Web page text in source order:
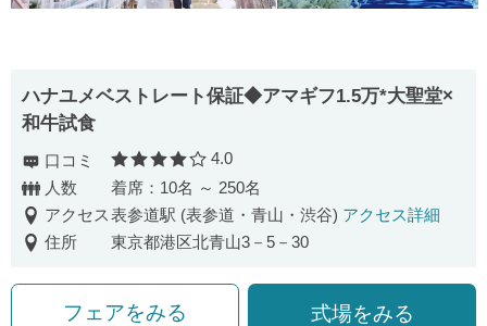
ハナユメベストレート保証◆アマギフ1.5万*大聖堂×
和牛試食
口コミ 口コミ評価
4.0
人数
着席：10名 ～ 250名
アクセス表参道駅 (表参道・青山・渋谷) アクセス詳細
住所
東京都港区北青山3－5－30
フェアをみる 式場をみる